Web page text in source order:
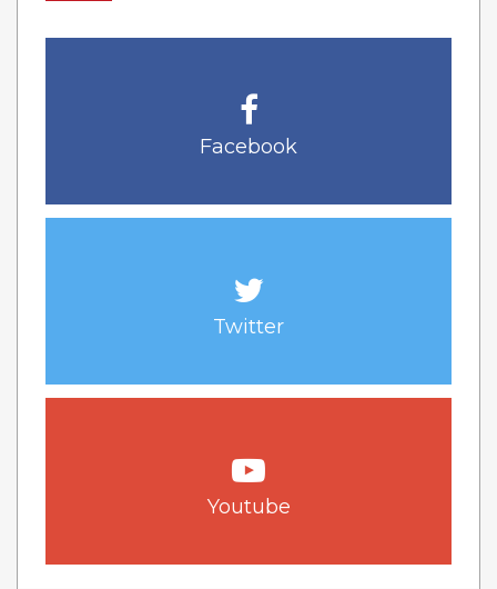
Facebook
Twitter
Youtube